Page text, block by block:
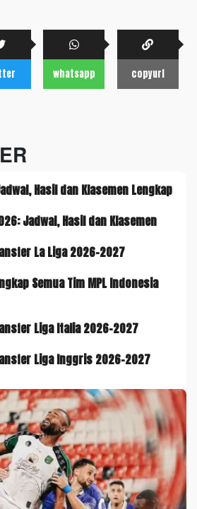
whatsapp copyurl
Hasil dan Klasemen Lengkap
Jadwal, Hasil dan Klasemen
La Liga 2026-2027
Semua Tim MPL Indonesia
Liga Italia 2026-2027
Liga Inggris 2026-2027